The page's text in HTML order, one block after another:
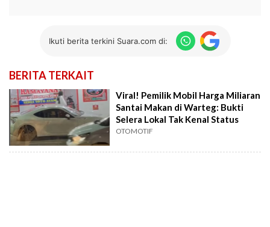
Ikuti berita terkini Suara.com di:
BERITA TERKAIT
Viral! Pemilik Mobil Harga Miliaran
Santai Makan di Warteg: Bukti
Selera Lokal Tak Kenal Status
OTOMOTIF